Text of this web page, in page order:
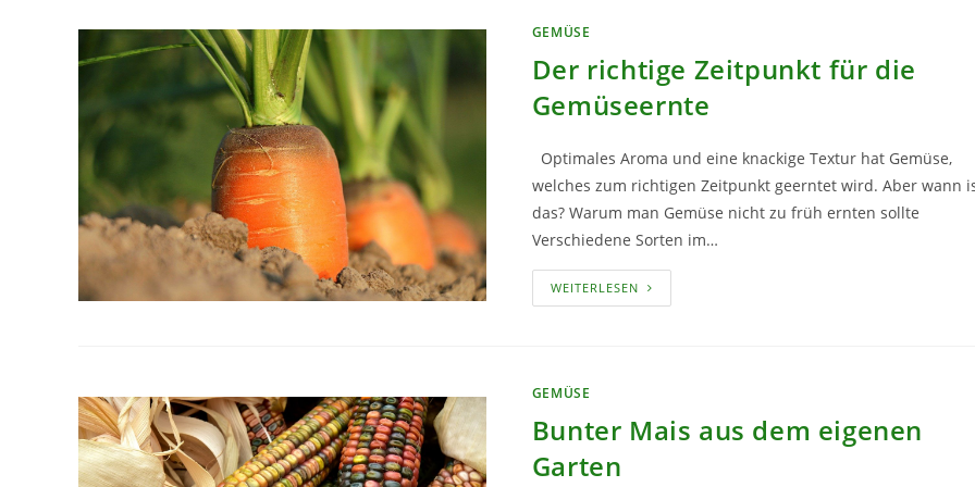
GEMÜSE
Der richtige Zeitpunkt für die
Gemüseernte
Optimales Aroma und eine knackige Textur hat Gemüse,
welches zum richtigen Zeitpunkt geerntet wird. Aber wann
das? Warum man Gemüse nicht zu früh ernten sollte
Verschiedene Sorten im…
WEITERLESENDER
RICHTIGE
GEMÜSE
Bunter Mais aus dem eigenen
Garten